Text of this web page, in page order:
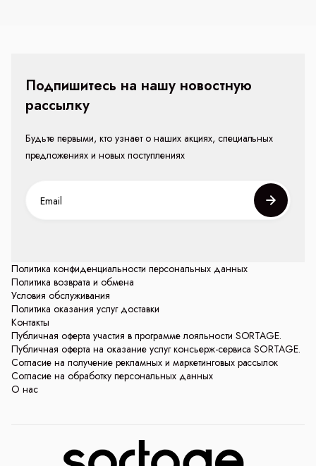
Политика конфиденциальности персональных данных
Политика возврата и обмена
Условия обслуживания
Политика оказания услуг доставки
Контакты
Публичная оферта участия в программе лояльности SORTAGE.
Публичная оферта на оказание услуг консьерж-сервиса SORTAGE.
Согласие на получение рекламных и маркетинговых рассылок
Согласие на обработку персональных данных
О нас
Подпишитесь на нашу новостную
рассылку
Будьте первыми, кто узнает о наших акциях, специальных
предложениях и новых поступлениях